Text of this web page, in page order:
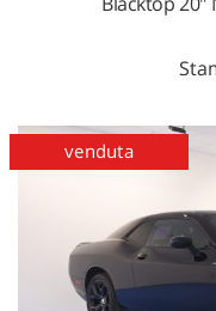
SERVIZIvenduta
le
preferenze
tecnologie